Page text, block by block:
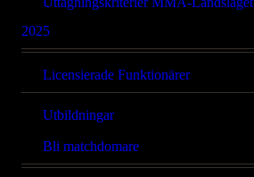
2025
Licensierade Funktionärer
Utbildningar
Bli matchdomare